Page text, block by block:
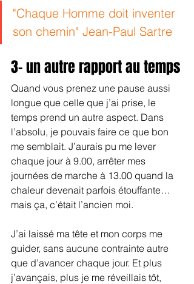
"Chaque Homme doit inventer
son chemin" Jean-Paul Sartre
3- un autre rapport au temps
Quand vous prenez une pause aussi
longue que celle que j’ai prise, le
temps prend un autre aspect. Dans
l’absolu, je pouvais faire ce que bon
me semblait. J’aurais pu me lever
chaque jour à 9.00, arrêter mes
journées de marche à 13.00 quand la
chaleur devenait parfois étouffante…
mais ça, c’était l’ancien moi.
J’ai laissé ma tête et mon corps me
guider, sans aucune contrainte autre
que d’avancer chaque jour. Et plus
j’avançais, plus je me réveillais tôt,